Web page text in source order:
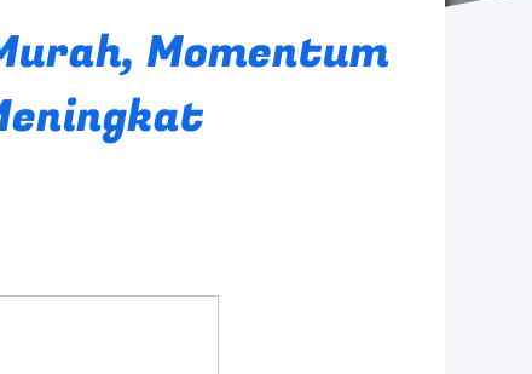
Momentum